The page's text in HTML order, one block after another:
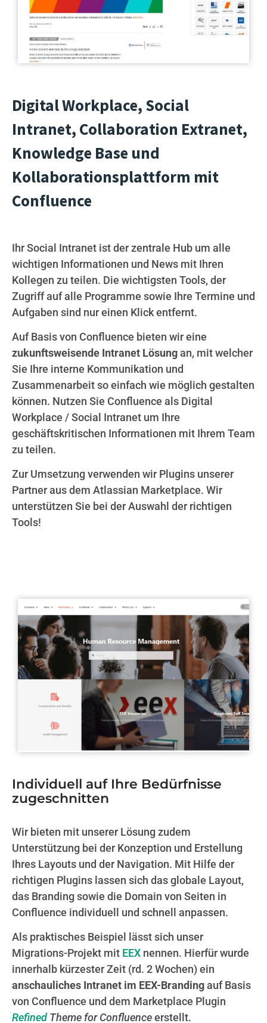
Digital Workplace, Social
Intranet, Collaboration Extranet,
Knowledge Base und
Kollaborationsplattform mit
Confluence
Ihr Social Intranet ist der zentrale Hub um alle
wichtigen Informationen und News mit Ihren
Kollegen zu teilen. Die wichtigsten Tools, der
Zugriff auf alle Programme sowie Ihre Termine und
Aufgaben sind nur einen Klick entfernt.
Auf Basis von Confluence bieten wir eine
zukunftsweisende Intranet Lösungan, mit welcher
Sie Ihre interne Kommunikation und
Zusammenarbeit so einfach wie möglich gestalten
können. Nutzen Sie Confluence als Digital
Workplace / Social Intranet um Ihre
geschäftskritischen Informationen mit Ihrem Team
zu teilen.
Zur Umsetzung verwenden wir Plugins unserer
Partner aus dem Atlassian Marketplace. Wir
unterstützen Sie bei der Auswahl der richtigen
Tools!
Individuell auf Ihre Bedürfnisse
zugeschnitten
Wir bieten mit unserer Lösung zudem
Unterstützung bei der Konzeption und Erstellung
Ihres Layouts und der Navigation. Mit Hilfe der
richtigen Plugins lassen sich das globale Layout,
das Branding sowie die Domain von Seiten in
Confluence individuell und schnell anpassen.
Als praktisches Beispiel lässt sich unser
Migrations-Projekt mit EEX nennen. Hierfür wurde
innerhalb kürzester Zeit (rd. 2 Wochen) ein
anschauliches Intranet im EEX-Brandingauf Basis
von Confluence und dem Marketplace Plugin
RefinedTheme for Confluenceerstellt.